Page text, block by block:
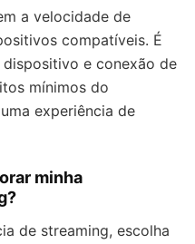
a velocidade de
compatíveis. É
e conexão de
mínimos do
experiência de
minha
de streaming, escolha